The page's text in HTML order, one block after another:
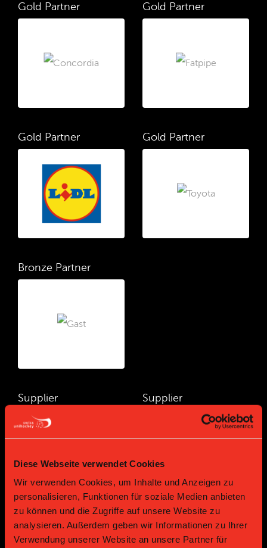
Diese Webseite verwendet Cookies
Wir verwenden Cookies, um Inhalte und Anzeigen zu
personalisieren, Funktionen für soziale Medien anbieten
zu können und die Zugriffe auf unsere Website zu
analysieren. Außerdem geben wir Informationen zu Ihrer
Verwendung unserer Website an unsere Partner für
Gold Partner Gold Partner
Gold Partner Gold Partner
Bronze Partner
Supplier Supplier
Supplier Supplier